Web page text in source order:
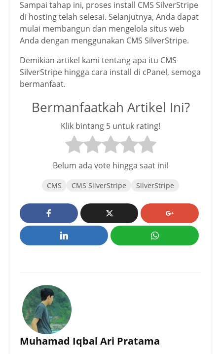
Sampai tahap ini, proses install CMS SilverStripe
di hosting telah selesai. Selanjutnya, Anda dapat
mulai membangun dan mengelola situs web
Anda dengan menggunakan CMS SilverStripe.
Demikian artikel kami tentang apa itu CMS
SilverStripe hingga cara install di cPanel, semoga
bermanfaat.
Bermanfaatkah Artikel Ini?
Klik bintang 5 untuk rating!
Belum ada vote hingga saat ini!
CMS CMS SilverStripe SilverStripe
Muhamad Iqbal Ari Pratama